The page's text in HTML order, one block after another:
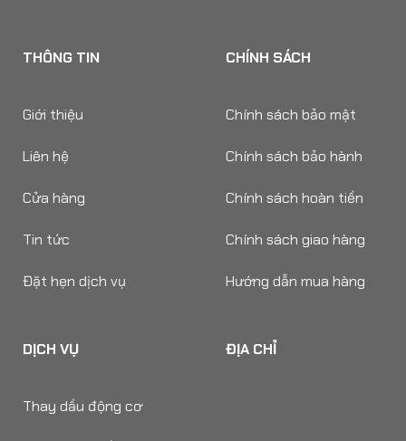
THÔNG TIN
Giới thiệu
Liên hệ
Cửa hàng
Tin tức
Đặt hẹn dịch vụ
CHÍNH SÁCH
Chính sách bảo mật
Chính sách bảo hành
Chính sách hoàn tiền
Chính sách giao hàng
Hướng dẫn mua hàng
DỊCH VỤ
Thay dầu động cơ
ĐỊA CHỈ